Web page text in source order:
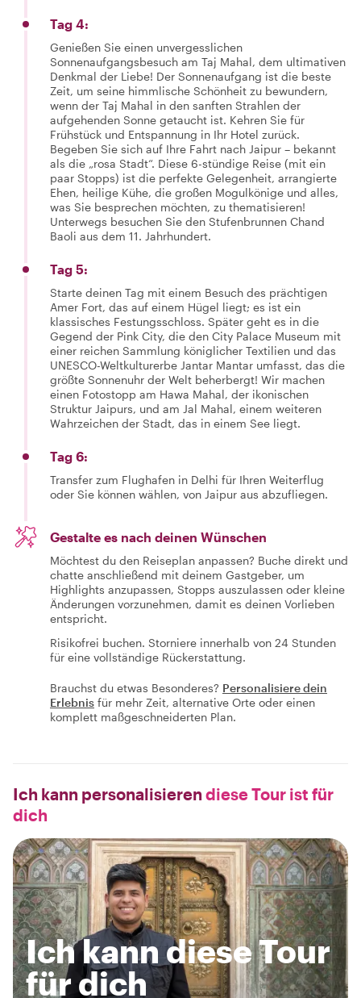
Tag 4:
Genießen Sie einen unvergesslichen
Sonnenaufgangsbesuch am Taj Mahal, dem ultimativen
Denkmal der Liebe! Der Sonnenaufgang ist die beste
Zeit, um seine himmlische Schönheit zu bewundern,
wenn der Taj Mahal in den sanften Strahlen der
aufgehenden Sonne getaucht ist. Kehren Sie für
Frühstück und Entspannung in Ihr Hotel zurück.
Begeben Sie sich auf Ihre Fahrt nach Jaipur – bekannt
als die „rosa Stadt“. Diese 6-stündige Reise (mit ein
paar Stopps) ist die perfekte Gelegenheit, arrangierte
Ehen, heilige Kühe, die großen Mogulkönige und alles,
was Sie besprechen möchten, zu thematisieren!
Unterwegs besuchen Sie den Stufenbrunnen Chand
Baoli aus dem 11. Jahrhundert.
Tag 5:
Starte deinen Tag mit einem Besuch des prächtigen
Amer Fort, das auf einem Hügel liegt; es ist ein
klassisches Festungsschloss. Später geht es in die
Gegend der Pink City, die den City Palace Museum mit
einer reichen Sammlung königlicher Textilien und das
UNESCO-Weltkulturerbe Jantar Mantar umfasst, das die
größte Sonnenuhr der Welt beherbergt! Wir machen
einen Fotostopp am Hawa Mahal, der ikonischen
Struktur Jaipurs, und am Jal Mahal, einem weiteren
Wahrzeichen der Stadt, das in einem See liegt.
Tag 6:
Transfer zum Flughafen in Delhi für Ihren Weiterflug
oder Sie können wählen, von Jaipur aus abzufliegen.
Gestalte es nach deinen Wünschen
Möchtest du den Reiseplan anpassen? Buche direkt und
chatte anschließend mit deinem Gastgeber, um
Highlights anzupassen, Stopps auszulassen oder kleine
Änderungen vorzunehmen, damit es deinen Vorlieben
entspricht.
Risikofrei buchen. Storniere innerhalb von 24 Stunden
für eine vollständige Rückerstattung.
Brauchst du etwas Besonderes? Personalisiere dein
Erlebnis für mehr Zeit, alternative Orte oder einen
komplett maßgeschneiderten Plan.
Ich kann personalisieren diese Tour ist für
dich
Ich kann diese Tour
für dich